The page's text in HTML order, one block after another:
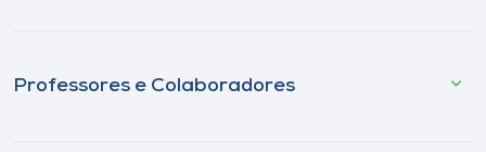
Professores e Colaboradores